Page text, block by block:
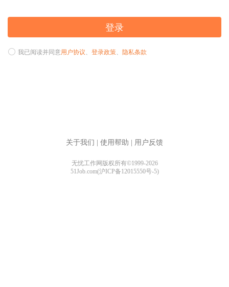
登录
我已阅读并同意用户协议、 登录政策、 隐私条款
关于我们 使用帮助 用户反馈
无忧工作网版权所有©1999-2026
51Job.com(沪ICP备12015550号-5)